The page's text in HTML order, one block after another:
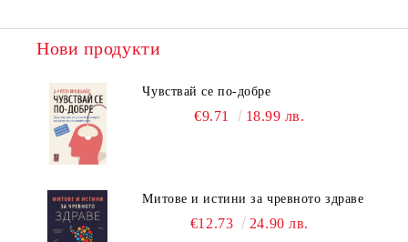
Нови продукти
Чувствай се по-добре
€9.71 18.99 лв.
Митове и истини за чревното здраве
€12.73 24.90 лв.